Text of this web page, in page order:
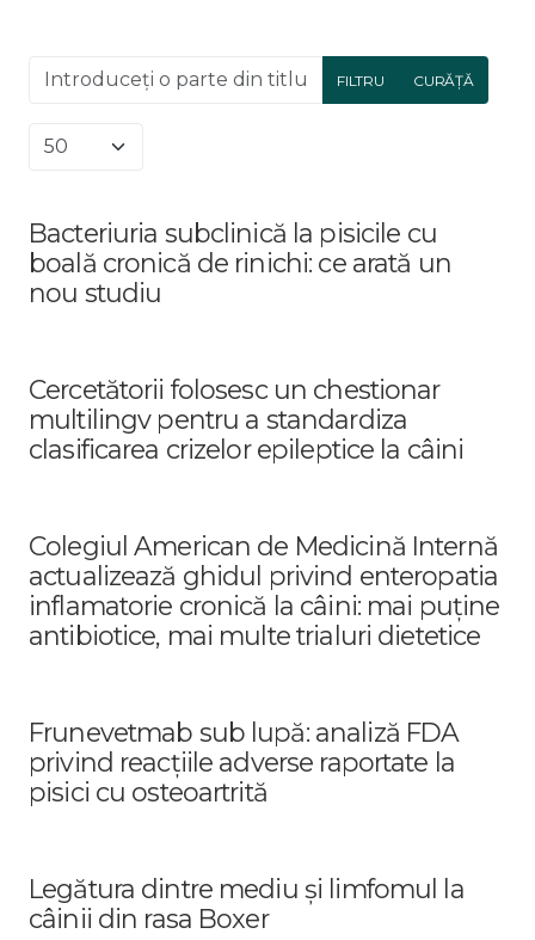
Introduceți o parte din titlu. FILTRU CURĂȚĂ
Afișare #
Bacteriuria subclinică la pisicile cu
boală cronică de rinichi: ce arată un
nou studiu
Cercetătorii folosesc un chestionar
multilingv pentru a standardiza
clasificarea crizelor epileptice la câini
Colegiul American de Medicină Internă
actualizează ghidul privind enteropatia
inflamatorie cronică la câini: mai puține
antibiotice, mai multe trialuri dietetice
Frunevetmab sub lupă: analiză FDA
privind reacțiile adverse raportate la
pisici cu osteoartrită
Legătura dintre mediu și limfomul la
câinii din rasa Boxer